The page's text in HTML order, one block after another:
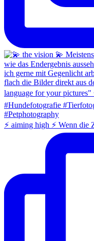
⚡️ aiming high ⚡️ Wenn die